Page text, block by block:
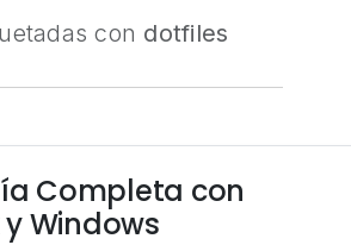
con dotfiles
Completa con
Windows